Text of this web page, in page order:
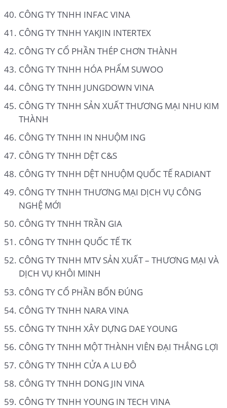
CÔNG TY TNHH INFAC VINA
CÔNG TY TNHH YAKJIN INTERTEX
CÔNG TY CỔ PHẦN THÉP CHƠN THÀNH
CÔNG TY TNHH HÓA PHẨM SUWOO
CÔNG TY TNHH JUNGDOWN VINA
CÔNG TY TNHH SẢN XUẤT THƯƠNG MẠI NHU KIM
THÀNH
CÔNG TY TNHH IN NHUỘM ING
CÔNG TY TNHH DỆT C&S
CÔNG TY TNHH DỆT NHUỘM QUỐC TẾ RADIANT
CÔNG TY TNHH THƯƠNG MẠI DỊCH VỤ CÔNG
NGHỆ MỚI
CÔNG TY TNHH TRẦN GIA
CÔNG TY TNHH QUỐC TẾ TK
CÔNG TY TNHH MTV SẢN XUẤT – THƯƠNG MẠI VÀ
DỊCH VỤ KHÔI MINH
CÔNG TY CỔ PHẦN BỐN ĐÚNG
CÔNG TY TNHH NARA VINA
CÔNG TY TNHH XÂY DỰNG DAE YOUNG
CÔNG TY TNHH MỘT THÀNH VIÊN ĐẠI THẮNG LỢI
CÔNG TY TNHH CỬA A LU ĐÔ
CÔNG TY TNHH DONG JIN VINA
CÔNG TY TNHH YOUNG IN TECH VINA